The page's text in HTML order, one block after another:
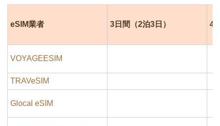
eSIM業者 3日間（2泊3日） 4
VOYAGEESIM
TRAVeSIM
Glocal eSIM